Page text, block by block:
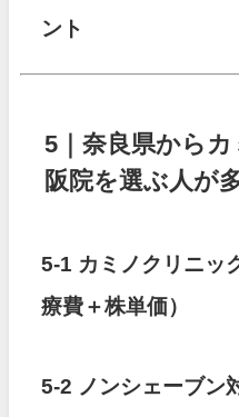
ント
5｜奈良県から
阪院を選ぶ人が
5-1 カミノクリニッ
療費＋株単価）
5-2 ノンシェーブン